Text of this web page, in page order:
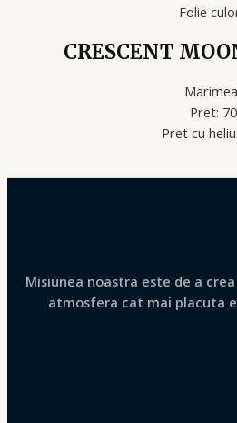
Folie
CRESCENT
Pret:
Pret cu
Misiunea noastra este de a
atmosfera cat mai placuta